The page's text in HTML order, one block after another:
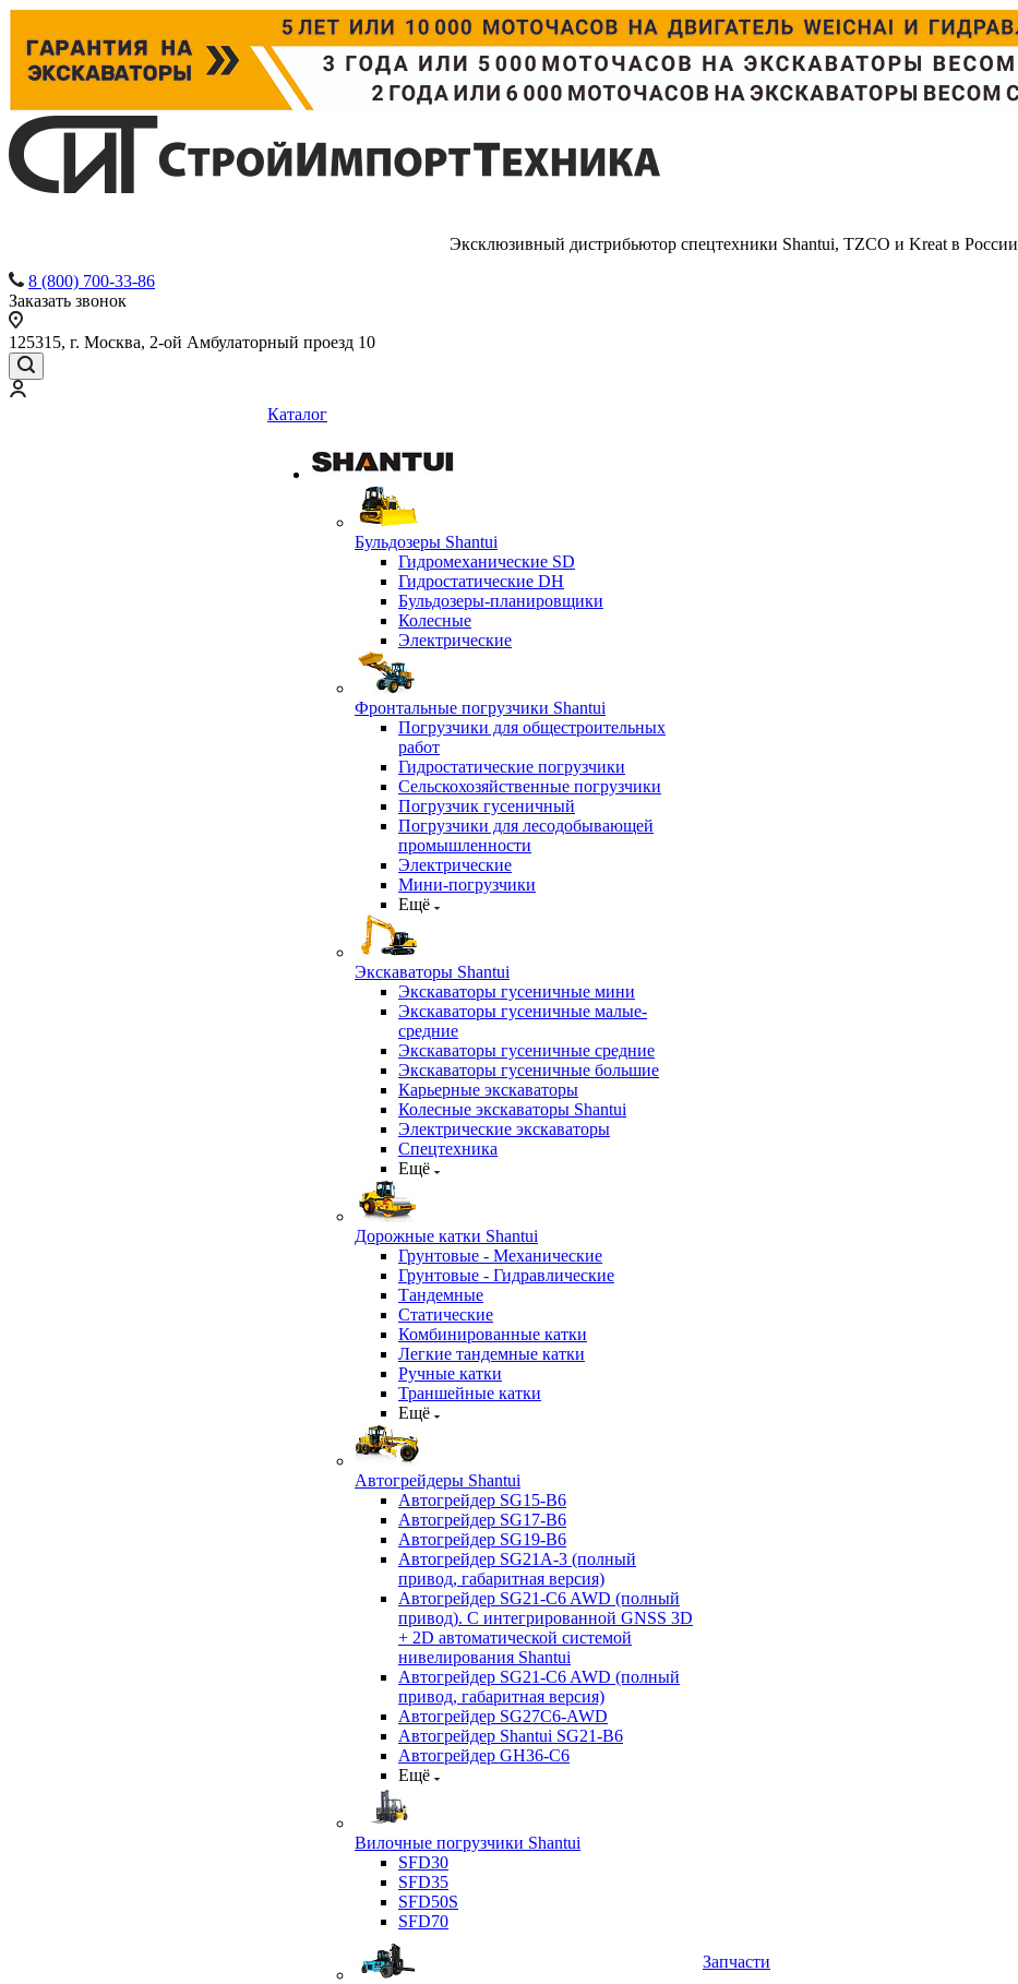
Эксклюзивный дистрибьютор спецтехники Shantui, TZCO и Kreat в России
8 (800) 700-33-86
Заказать звонок
125315, г. Москва, 2-ой Амбулаторный проезд 10
Каталог
Бульдозеры Shantui
Гидромеханические SD
Гидростатические DH
Бульдозеры-планировщики
Колесные
Электрические
Фронтальные погрузчики Shantui
Погрузчики для общестроительных
работ
Гидростатические погрузчики
Сельскохозяйственные погрузчики
Погрузчик гусеничный
Погрузчики для лесодобывающей
промышленности
Электрические
Мини-погрузчики
Ещё
Экскаваторы Shantui
Экскаваторы гусеничные мини
Экскаваторы гусеничные малые-
средние
Экскаваторы гусеничные средние
Экскаваторы гусеничные большие
Карьерные экскаваторы
Колесные экскаваторы Shantui
Электрические экскаваторы
Спецтехника
Ещё
Дорожные катки Shantui
Грунтовые - Механические
Грунтовые - Гидравлические
Тандемные
Статические
Комбинированные катки
Легкие тандемные катки
Ручные катки
Траншейные катки
Ещё
Автогрейдеры Shantui
Автогрейдер SG15-B6
Автогрейдер SG17-B6
Автогрейдер SG19-B6
Автогрейдер SG21А-3 (полный
привод, габаритная версия)
Автогрейдер SG21-C6 AWD (полный
привод). С интегрированной GNSS 3D
+ 2D автоматической системой
нивелирования Shantui
Автогрейдер SG21-C6 AWD (полный
привод, габаритная версия)
Автогрейдер SG27C6-AWD
Автогрейдер Shantui SG21-B6
Автогрейдер GH36-C6
Ещё
Вилочные погрузчики Shantui
SFD30
SFD35
SFD50S
SFD70
Запчасти